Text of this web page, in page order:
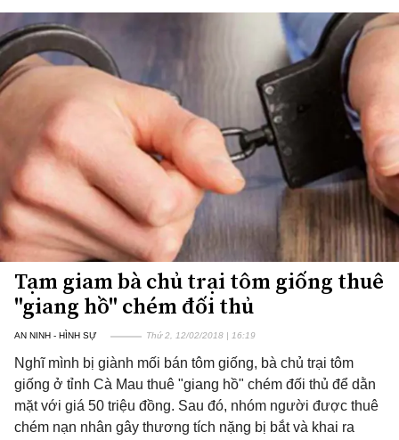
Tạm giam bà chủ trại tôm giống thuê
"giang hồ" chém đối thủ
AN NINH - HÌNH SỰ Thứ 2, 12/02/2018 | 16:19
Nghĩ mình bị giành mối bán tôm giống, bà chủ trại tôm
giống ở tỉnh Cà Mau thuê "giang hồ" chém đối thủ để dằn
mặt với giá 50 triệu đồng. Sau đó, nhóm người được thuê
chém nạn nhân gây thương tích nặng bị bắt và khai ra